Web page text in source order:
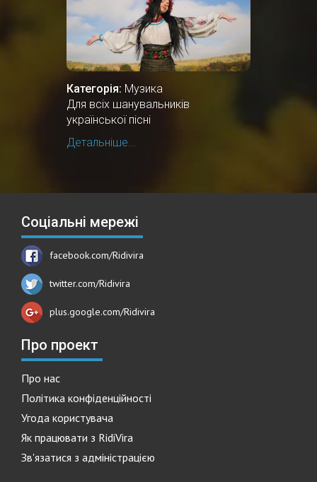
Категорія: Музика
Для всіх шанувальників
української пісні
Детальніше...
Соціальні мережі
facebook.com/Ridivira
twitter.com/Ridivira
plus.google.com/Ridivira
Про проект
Про нас
Політика конфіденційності
Угода користувача
Як працювати з RidiVira
Зв'язатися з адміністрацією